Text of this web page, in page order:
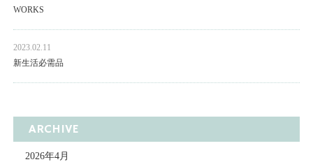
WORKS
2023.02.11
新生活必需品
ARCHIVE
2026年4月